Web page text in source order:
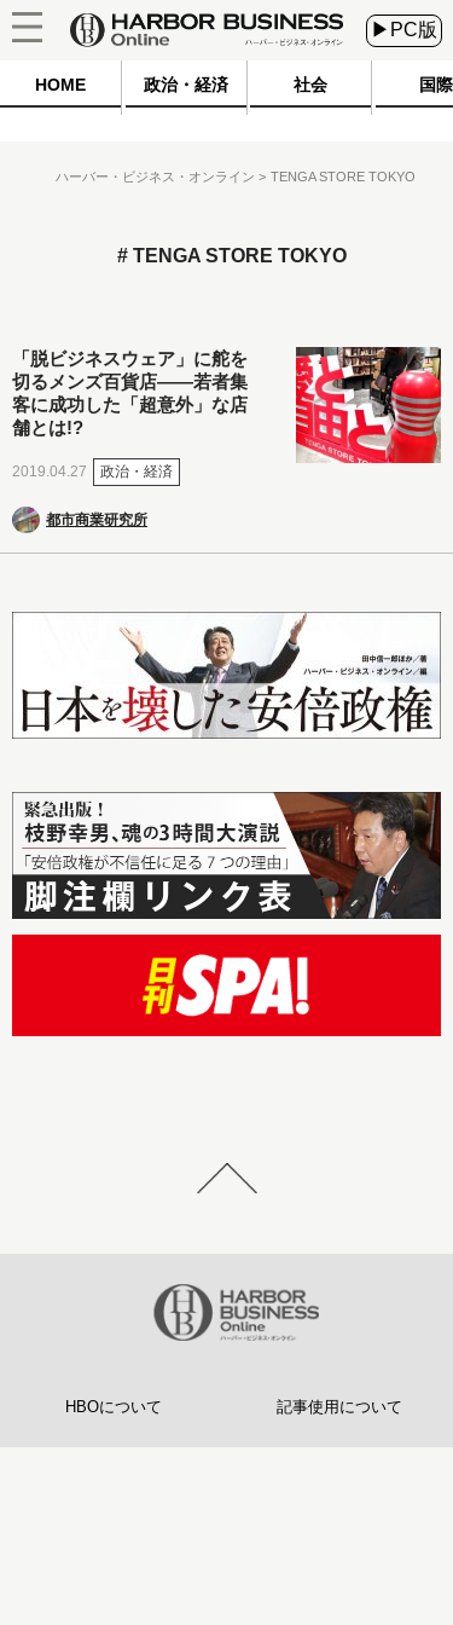
▶PC版
HOME 政治・経済 社会 国際
ハーバー・ビジネス・オンライン TENGA STORE TOKYO
TENGA STORE TOKYO
「脱ビジネスウェア」に舵を
切るメンズ百貨店――若者集
客に成功した「超意外」な店
舗とは!?
2019.04.27 政治・経済
都市商業研究所
HBOについて 記事使用について